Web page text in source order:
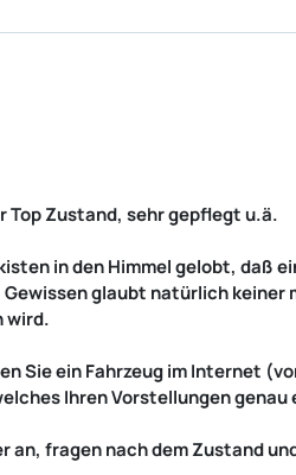
Top Zustand, sehr gepflegt u.ä.
in den Himmel gelobt, daß
glaubt natürlich keiner
wird.
Sie ein Fahrzeug im Internet
Ihren Vorstellungen
an, fragen nach dem Zustand